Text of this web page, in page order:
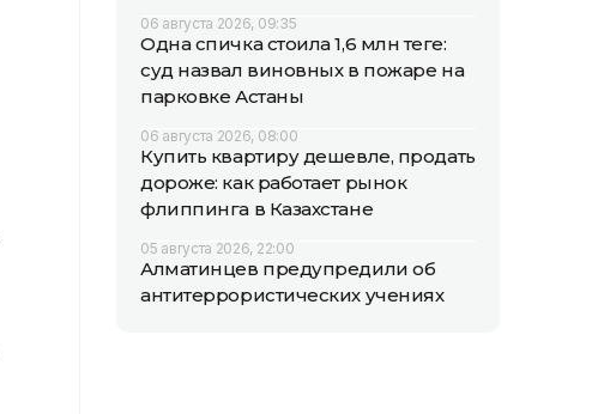
06 августа 2026, 09:35
Одна спичка стоила 1,6 млн теңге:
суд назвал виновных в пожаре на
парковке Астаны
06 августа 2026, 08:00
Купить квартиру дешевле, продать
дороже: как работает рынок
флиппинга в Казахстане
05 августа 2026, 22:00
Алматинцев предупредили об
антитеррористических учениях